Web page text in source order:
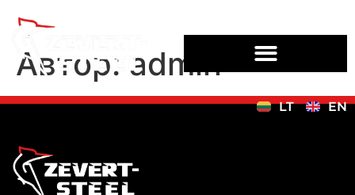
LT EN
Автор: admin